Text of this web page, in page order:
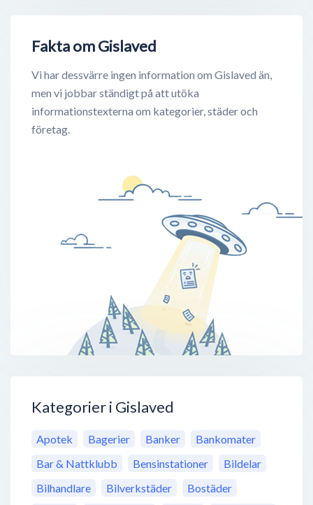
Fakta om Gislaved
Vi har dessvärre ingen information om Gislaved än,
men vi jobbar ständigt på att utöka
informationstexterna om kategorier, städer och
företag.
Kategorier i Gislaved
Apotek Bagerier Banker
Bankomater
Bar & Nattklubb
Bensinstationer
Bildelar
Bilhandlare
Bilverkstäder
Bostäder